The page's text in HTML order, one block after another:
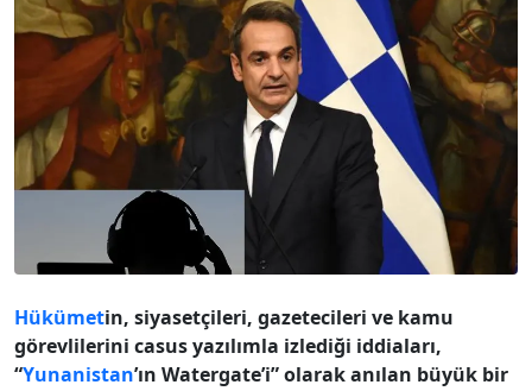
Hükümetin, siyasetçileri, gazetecileri ve kamu
görevlilerini casus yazılımla izlediği iddiaları,
“Yunanistan’ın Watergate’i” olarak anılan büyük bir